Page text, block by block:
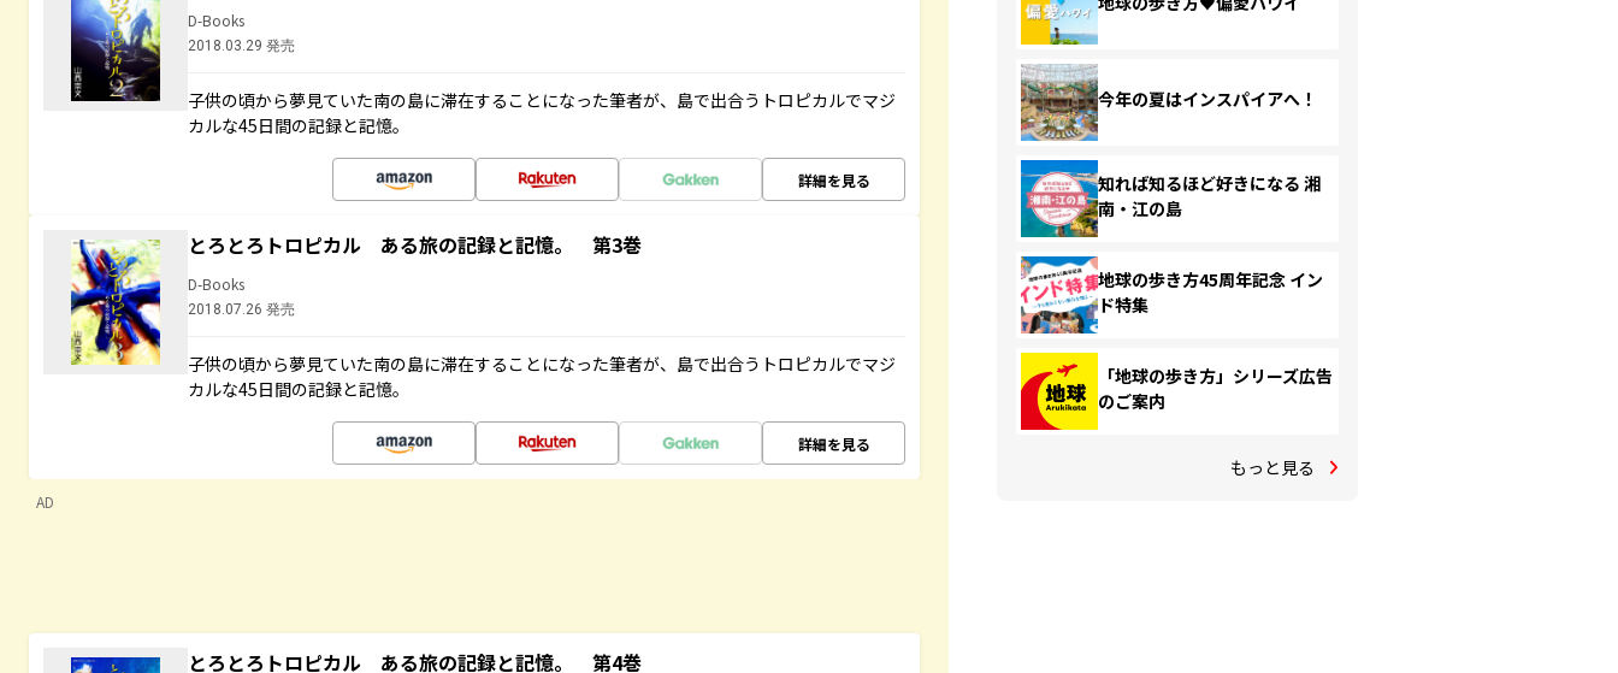
D-Books
2018.03.29 発売
子供の頃から夢見ていた南の島に滞在することになった筆者が、島で出合うトロピカルでマジ
カルな45日間の記録と記憶。
詳細を見る
とろとろトロピカル ある旅の記録と記憶。 第3巻
D-Books
2018.07.26 発売
子供の頃から夢見ていた南の島に滞在することになった筆者が、島で出合うトロピカルでマジ
カルな45日間の記録と記憶。
詳細を見る
AD
とろとろトロピカル ある旅の記録と記憶。 第4巻
今年の夏はインスパイアへ！
知れば知るほど好きになる 湘
南・江の島
地球の歩き方45周年記念 イン
ド特集
「地球の歩き方」シリーズ広告
のご案内
もっと見る